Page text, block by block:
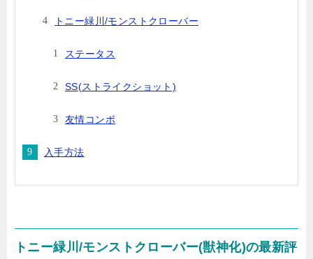
トニー緑川/モンストクローバー
ステータス
SS(ストライクショット)
友情コンボ
入手方法
トニー緑川/モンストクローバー(獣神化)の最新評